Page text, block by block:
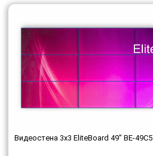
Видеостена 3x3 EliteBoard 49" BE-49C5